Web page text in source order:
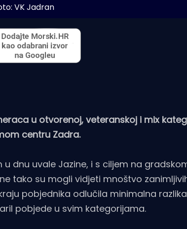
VK Jadran
u otvorenoj, veteranskoj i mix
centru Zadra.
dnu uvale Jazine, i s ciljem na
tako su mogli vidjeti mnoštvo
pobjednika odlučila minimalna
pobjede u svim kategorijama.